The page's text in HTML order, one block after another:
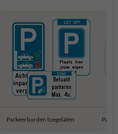
Parkeerborden toegelaten